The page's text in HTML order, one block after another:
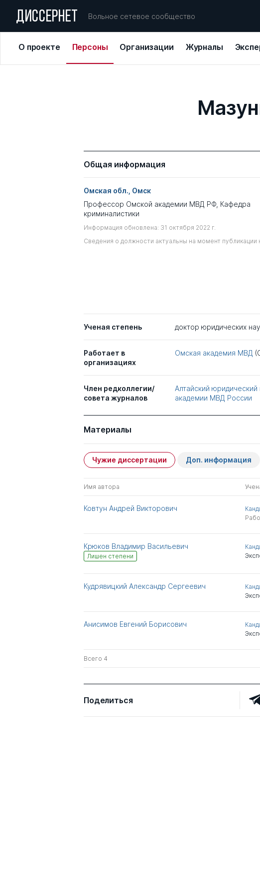
ДИССЕРНЕТ Вольное сетевое сообщество
О проекте Персоны Организации Журналы
Общая информация
Омская обл., Омск
Профессор Омской академии МВД РФ, Кафедра
криминалистики
Информация обновлена: 31 октября 2022 г.
Сведения о должности актуальны на момент публикации
Ученая степень доктор юридических
Работает в
организациях
Омская академия МВД
Член редколлегии/
совета журналов
Алтайский юридический
академии МВД России
Материалы
Чужие диссертации Доп. информация
Имя автора
Ковтун Андрей Викторович
Крюков Владимир Васильевич
Лишен степени
Кудрявицкий Александр Сергеевич
Анисимов Евгений Борисович
Всего 4
Поделиться